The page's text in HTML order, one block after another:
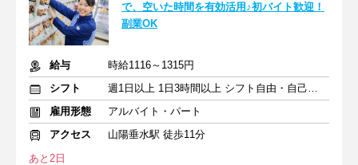
で、空いた時間を有効活用♪初バイト歓迎！
副業OK
給与
時給1116～1315円
シフト
週1日以上 1日3時間以上 シフト自由・自己申告
雇用形態
アルバイト・パート
アクセス
山陽垂水駅 徒歩11分
あと2日